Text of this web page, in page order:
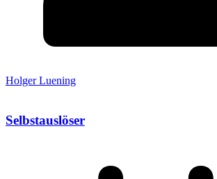
Holger Luening
Selbstauslöser